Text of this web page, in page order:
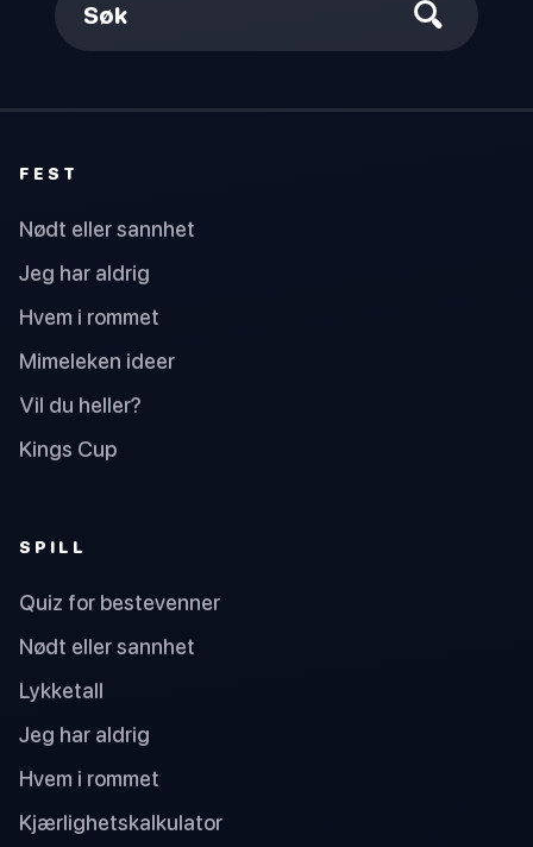
Søk
FEST
Nødt eller sannhet
Jeg har aldrig
Hvem i rommet
Mimeleken ideer
Vil du heller?
Kings Cup
SPILL
Quiz for bestevenner
Nødt eller sannhet
Lykketall
Jeg har aldrig
Hvem i rommet
Kjærlighetskalkulator